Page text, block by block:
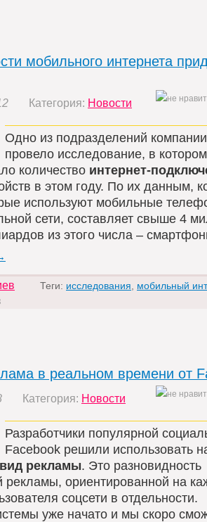
мобильного интернета
Категория: Новости
Одно из подразделений
провело исследование, в котором
количество интернет-
в этом году. По их данным,
используют мобильные
сети, составляет свыше 4
из этого числа –
Теги: исследования мобильный
в реальном времени от
Категория: Новости
Разработчики популярной
Faсebook решили использовать
рекламы. Это разновидность
рекламы, ориентированной на
соцсети в отдельности.
уже начато и мы скоро